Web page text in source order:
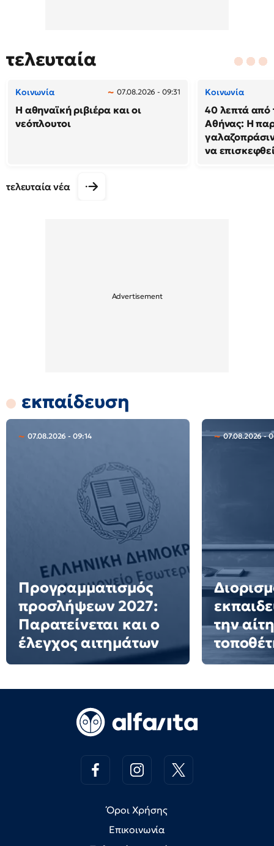
τελευταία
Κοινωνία 07.08.2026 - 09:31
Η αθηναϊκή ριβιέρα και οι
νεόπλουτοι
Κοινωνία
40 λεπτά από
Αθήνας: Η
να
τελευταία νέα
εκπαίδευση
07.08.2026 - 09:14
Προγραμματισμός
προσλήψεων 2027:
Παρατείνεται και ο
έλεγχος αιτημάτων
07.08.2026 -
την
Όροι Χρήσης
Επικοινωνία